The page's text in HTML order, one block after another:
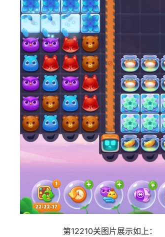
第12210关图片展示如上：